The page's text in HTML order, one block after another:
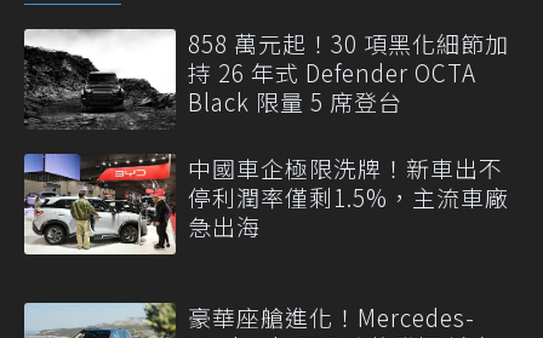
858 萬元起！30 項黑化細節加
持 26 年式 Defender OCTA
Black 限量 5 席登台
中國車企極限洗牌！新車出不
停利潤率僅剩1.5%，主流車廠
急出海
豪華座艙進化！Mercedes-